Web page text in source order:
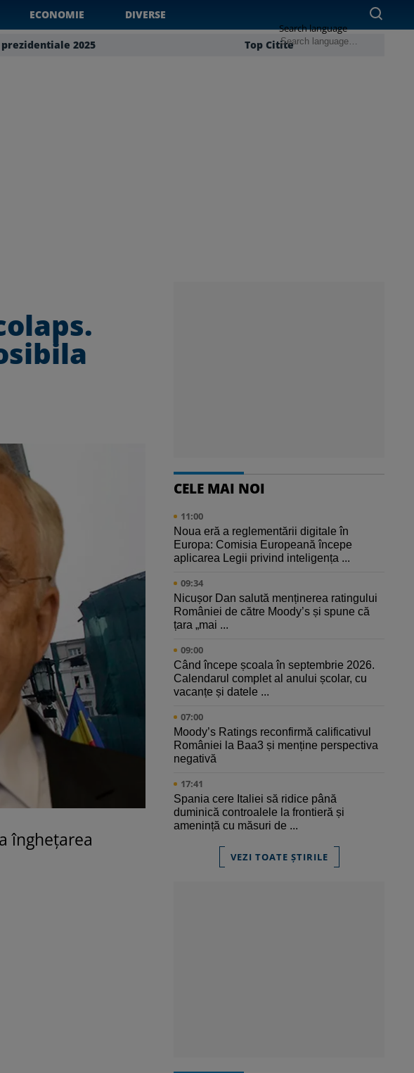
ECONOMIE DIVERSE
2025 Top Citite
Search language
îngheţarea
CELE MAI NOI
11:00
Noua eră a reglementării digitale în
Europa: Comisia Europeană începe
aplicarea Legii privind inteligența ...
09:34
Nicușor Dan salută menținerea ratingului
României de către Moody’s și spune că
țara „mai ...
09:00
Când începe școala în septembrie 2026.
Calendarul complet al anului școlar, cu
vacanțe și datele ...
07:00
Moody’s Ratings reconfirmă calificativul
României la Baa3 și menține perspectiva
negativă
17:41
Spania cere Italiei să ridice până
duminică controalele la frontieră și
amenință cu măsuri de ...
VEZI TOATE ȘTIRILE